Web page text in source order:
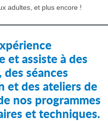
adultes, et plus encore !
et assiste à des
séances
et des ateliers de
nos programmes
et techniques.